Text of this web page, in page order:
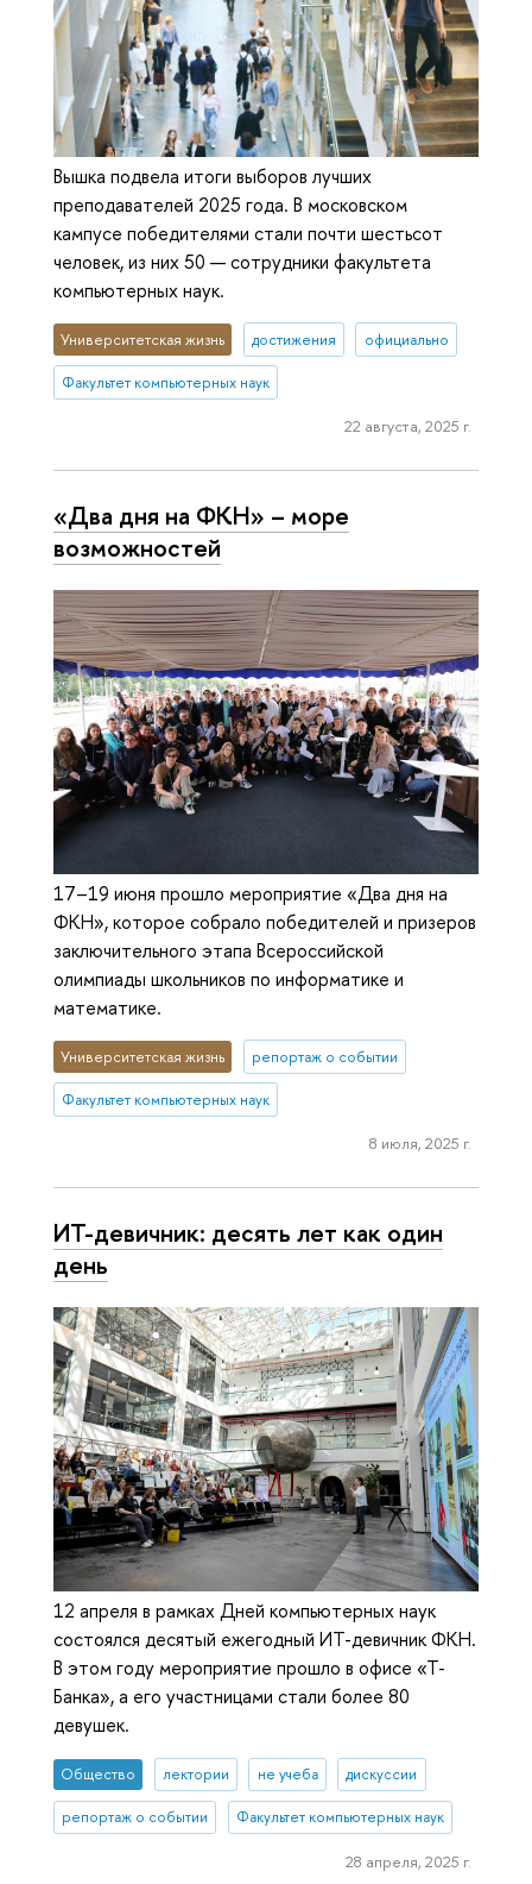
Вышка подвела итоги выборов лучших
преподавателей 2025 года. В московском
кампусе победителями стали почти шестьсот
человек, из них 50 — сотрудники факультета
компьютерных наук.
Университетская жизнь достижения официально
Факультет компьютерных наук
22 августа, 2025 г.
«Два дня на ФКН» – море
возможностей
17–19 июня прошло мероприятие «Два дня на
ФКН», которое собрало победителей и призеров
заключительного этапа Всероссийской
олимпиады школьников по информатике и
математике.
Университетская жизнь репортаж о событии
Факультет компьютерных наук
8 июля, 2025 г.
ИТ-девичник: десять лет как один
день
12 апреля в рамках Дней компьютерных наук
состоялся десятый ежегодный ИТ-девичник ФКН.
В этом году мероприятие прошло в офисе «Т-
Банка», а его участницами стали более 80
девушек.
Общество лектории не учеба дискуссии
репортаж о событии Факультет компьютерных наук
28 апреля, 2025 г.